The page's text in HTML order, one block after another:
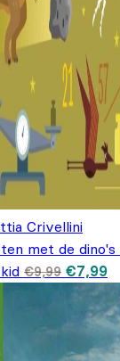
Crivellini
met de dino's
€9,99 €7,99